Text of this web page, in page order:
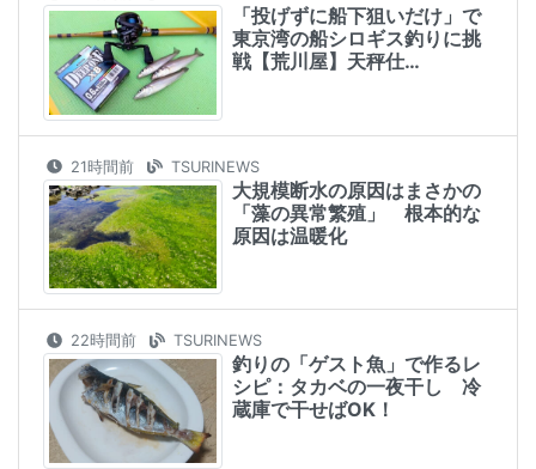
「投げずに船下狙いだけ」で
東京湾の船シロギス釣りに挑
戦【荒川屋】天秤仕…
21時間前 TSURINEWS
大規模断水の原因はまさかの
「藻の異常繁殖」 根本的な
原因は温暖化
22時間前 TSURINEWS
釣りの「ゲスト魚」で作るレ
シピ：タカベの一夜干し 冷
蔵庫で干せばOK！